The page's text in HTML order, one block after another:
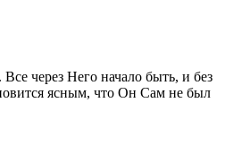
через Него начало быть, и без
ясным, что Он Сам не был